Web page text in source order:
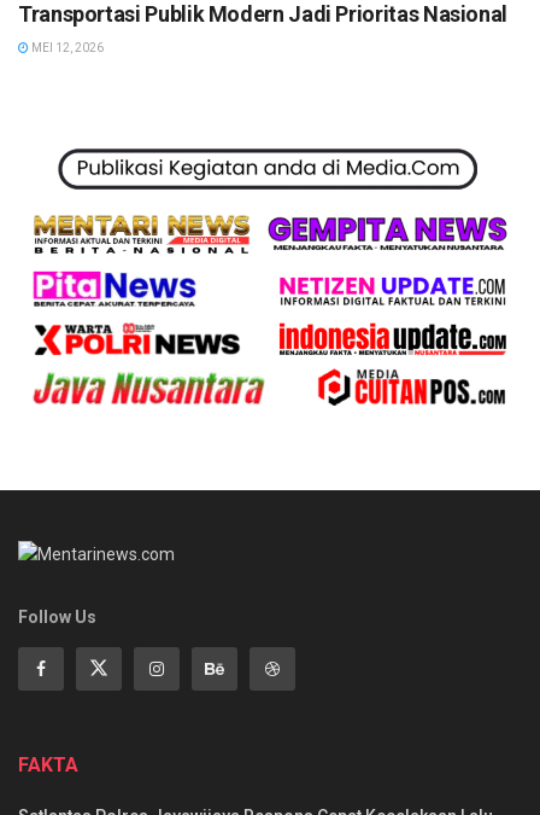
Transportasi Publik Modern Jadi Prioritas Nasional
MEI 12, 2026
Follow Us
FAKTA